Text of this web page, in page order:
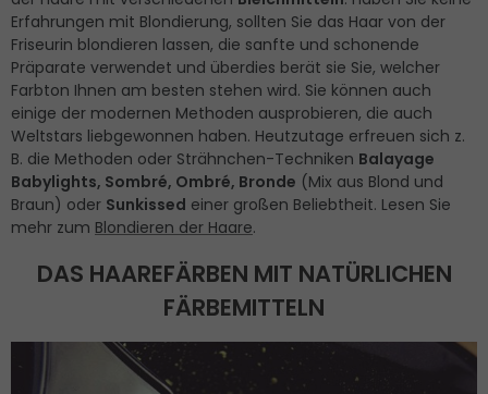
Erfahrungen mit Blondierung, sollten Sie das Haar von der
Friseurin blondieren lassen, die sanfte und schonende
Präparate verwendet und überdies berät sie Sie, welcher
Farbton Ihnen am besten stehen wird. Sie können auch
einige der modernen Methoden ausprobieren, die auch
Weltstars liebgewonnen haben. Heutzutage erfreuen sich z.
B. die Methoden oder Strähnchen-Techniken Balayage
Babylights, Sombré, Ombré, Bronde (Mix aus Blond und
Braun) oder Sunkissed einer großen Beliebtheit. Lesen Sie
mehr zum Blondieren der Haare.
DAS HAAREFÄRBEN MIT NATÜRLICHEN
FÄRBEMITTELN